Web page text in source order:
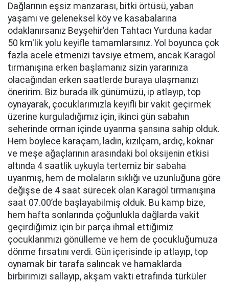
Dağlarının eşsiz manzarası, bitki örtüsü, yaban
yaşamı ve geleneksel köy ve kasabalarına
odaklanırsanız Beyşehir’den Tahtacı Yurduna kadar
50 km'lik yolu keyifle tamamlarsınız. Yol boyunca çok
fazla acele etmenizi tavsiye etmem, ancak Karagöl
tırmanışına erken başlamanız sizin yararınıza
olacağından erken saatlerde buraya ulaşmanızı
öneririm. Biz burada ilk günümüzü, ip atlayıp, top
oynayarak, çocuklarımızla keyifli bir vakit geçirmek
üzerine kurguladığımız için, ikinci gün sabahın
seherinde orman içinde uyanma şansına sahip olduk.
Hem böylece karaçam, ladin, kızılçam, ardıç, köknar
ve meşe ağaçlarının arasındaki bol oksijenin etkisi
altında 4 saatlik uykuyla tertemiz bir sabaha
uyanmış, hem de molaların sıklığı ve uzunluğuna göre
değişse de 4 saat sürecek olan Karagöl tırmanışına
saat 07.00’de başlayabilmiş olduk. Bu kamp bize,
hem hafta sonlarında çoğunlukla dağlarda vakit
geçirdiğimiz için bir parça ihmal ettiğimiz
çocuklarımızı gönülleme ve hem de çocukluğumuza
dönme fırsatını verdi. Gün içerisinde ip atlayıp, top
oynamak bir tarafa salıncak ve hamaklarda
birbirimizi sallayıp, akşam vakti etrafında türküler